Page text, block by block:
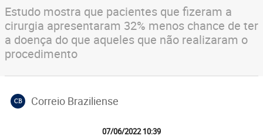
Estudo mostra que pacientes que fizeram a
cirurgia apresentaram 32% menos chance de ter
a doença do que aqueles que não realizaram o
procedimento
CB Correio Braziliense
07/06/2022 10:39